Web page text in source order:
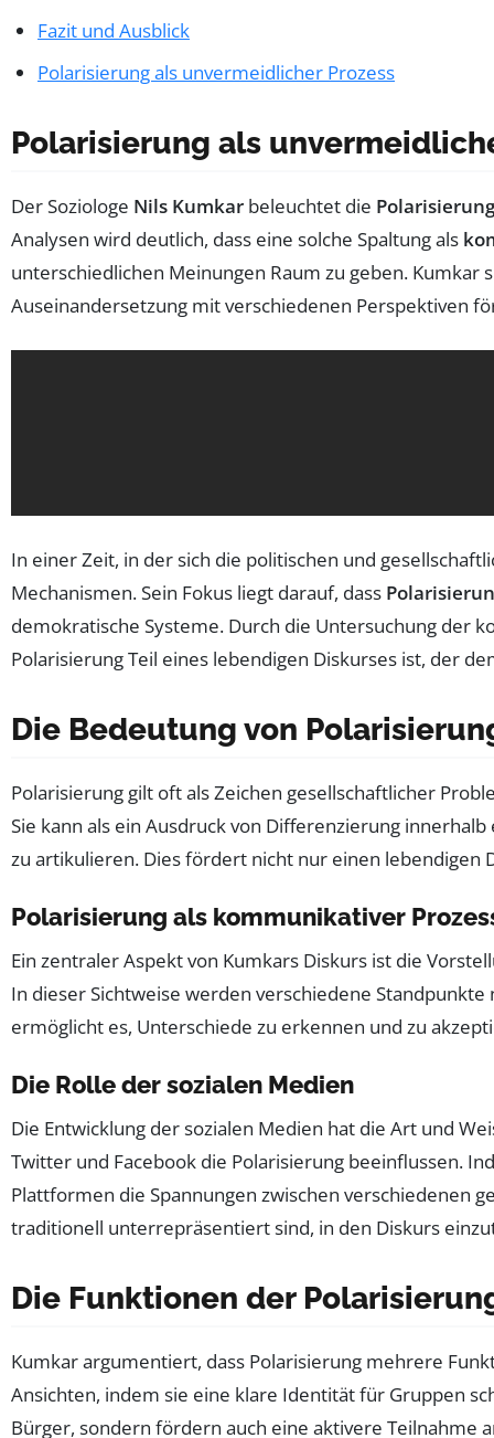
Fazit und Ausblick
Polarisierung als unvermeidlicher Prozess
Polarisierung als
Der Soziologe Nils Kumkar beleuchtet die Polarisierung
Analysen wird deutlich, dass eine solche Spaltung als
unterschiedlichen Meinungen Raum zu geben.
Auseinandersetzung mit verschiedenen Perspektiven
In einer Zeit, in der sich die politischen und
Mechanismen. Sein Fokus liegt darauf, dass
demokratische Systeme. Durch die Untersuchung der
Polarisierung Teil eines lebendigen Diskurses ist, der
Die Bedeutung von
Polarisierung gilt oft als Zeichen gesellschaftlicher
Sie kann als ein Ausdruck von Differenzierung
zu artikulieren. Dies fördert nicht nur einen lebendigen
Polarisierung als kommunikativer
Ein zentraler Aspekt von Kumkars Diskurs ist die
In dieser Sichtweise werden verschiedene
ermöglicht es, Unterschiede zu erkennen und zu
Die Rolle der sozialen Medien
Die Entwicklung der sozialen Medien hat die Art und
Twitter und Facebook die Polarisierung beeinflussen.
Plattformen die Spannungen zwischen verschiedenen
traditionell unterrepräsentiert sind, in den Diskurs
Die Funktionen der
Kumkar argumentiert, dass Polarisierung mehrere
Ansichten, indem sie eine klare Identität für Gruppen
Bürger, sondern fördern auch eine aktivere Teilnahme